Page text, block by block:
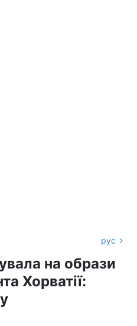
рус
на образи
Хорватії: